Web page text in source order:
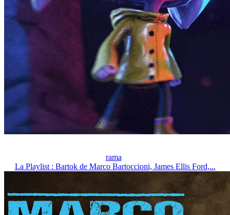
rama
La Playlist : Bartok de Marco Bartoccioni, James Ellis Ford,...